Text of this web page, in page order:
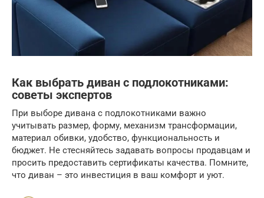
Как выбрать диван с подлокотниками:
советы экспертов
При выборе дивана с подлокотниками важно
учитывать размер, форму, механизм трансформации,
материал обивки, удобство, функциональность и
бюджет. Не стесняйтесь задавать вопросы продавцам и
просить предоставить сертификаты качества. Помните,
что диван – это инвестиция в ваш комфорт и уют.